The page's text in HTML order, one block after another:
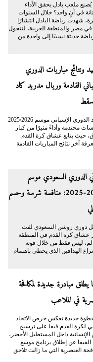
ملعب بادل يحقق الأداء
في آنٍ واحد؟ خلال السنوات
شهدت رياضة البادل انتشارًا
في مصر والمنطقة العربية، لتتحول
حديثة نسبيًا إلى واحدة من
ونتائج مباريات الدوري
القادمة وريال مدريد كاد
يشهد الدوري الإسباني موسم 2025/2026
محتدمة وأداءً مثيرًا من كبار
حيث يتابع عشاق كرة القدم
آخر نتائج المباريات القادمة
الدوري السعودي موسم
2024-2025: منافسة شرسة وحسم
دوري روشن السعودي لفت
عشاق كرة القدم في المنطقة
ليس فقط من خلال قوته
الهدافين الذي يحظى باهتمام
يطلق مبادرة جديدة لمكافحة
في الملاعب
جديدة تعكس حرص الاتحاد
لكرة القدم فيفا على ترسيخ
الإنسانية داخل المستطيل الأخضر،
الفيفا عن إطلاق برنامج موسع
العنصرية التي ما زالت تلاحق